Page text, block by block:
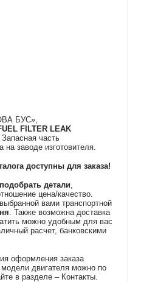
БУС»,
FILTER LEAK
Запасная часть
на заводе изготовителя.
доступны для заказа!
подобрать детали,
цена/качество.
вами транспортной
. Также возможна доставка
можно удобным для вас
расчет, банковскими
оформления заказа
двигателя можно по
в разделе – Контакты.